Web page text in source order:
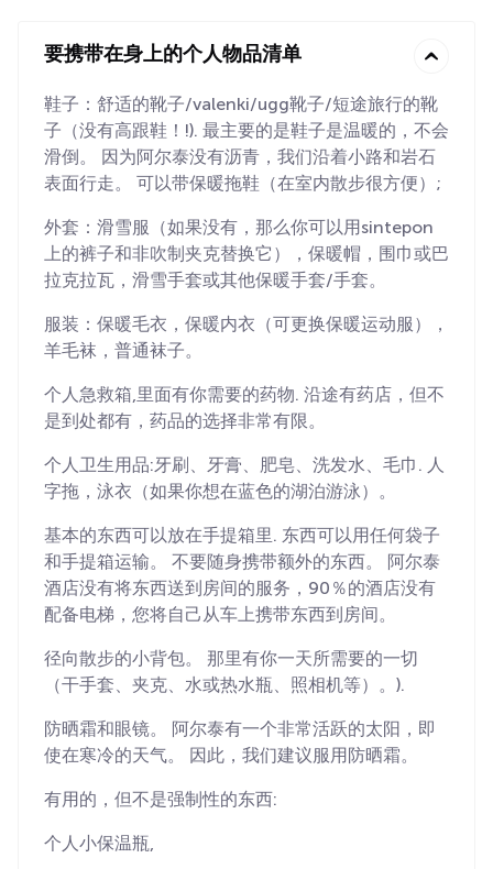
要携带在身上的个人物品清单
鞋子：舒适的靴子/valenki/ugg靴子/短途旅行的靴
子（没有高跟鞋！!). 最主要的是鞋子是温暖的，不会
滑倒。 因为阿尔泰没有沥青，我们沿着小路和岩石
表面行走。 可以带保暖拖鞋（在室内散步很方便）;
外套：滑雪服（如果没有，那么你可以用sintepon
上的裤子和非吹制夹克替换它），保暖帽，围巾或巴
拉克拉瓦，滑雪手套或其他保暖手套/手套。
服装：保暖毛衣，保暖内衣（可更换保暖运动服），
羊毛袜，普通袜子。
个人急救箱,里面有你需要的药物. 沿途有药店，但不
是到处都有，药品的选择非常有限。
个人卫生用品:牙刷、牙膏、肥皂、洗发水、毛巾. 人
字拖，泳衣（如果你想在蓝色的湖泊游泳）。
基本的东西可以放在手提箱里. 东西可以用任何袋子
和手提箱运输。 不要随身携带额外的东西。 阿尔泰
酒店没有将东西送到房间的服务，90％的酒店没有
配备电梯，您将自己从车上携带东西到房间。
径向散步的小背包。 那里有你一天所需要的一切
（干手套、夹克、水或热水瓶、照相机等）。).
防晒霜和眼镜。 阿尔泰有一个非常活跃的太阳，即
使在寒冷的天气。 因此，我们建议服用防晒霜。
有用的，但不是强制性的东西:
个人小保温瓶,